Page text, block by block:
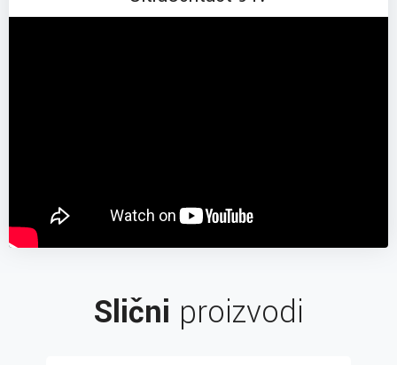
Slični proizvodi